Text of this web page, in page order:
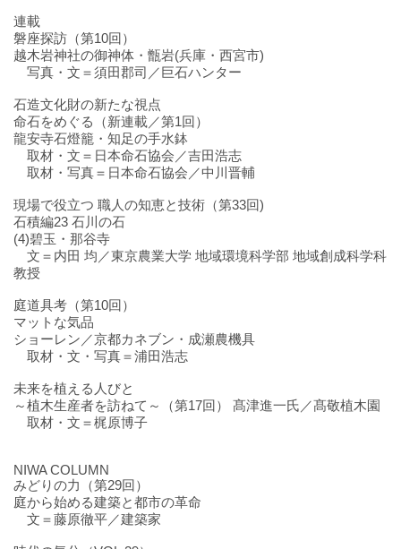
連載
磐座探訪（第10回）
越木岩神社の御神体・甑岩(兵庫・西宮市)
写真・文＝須田郡司／巨石ハンター
石造文化財の新たな視点
命石をめぐる（新連載／第1回）
龍安寺石燈籠・知足の手水鉢
取材・文＝日本命石協会／吉田浩志
取材・写真＝日本命石協会／中川晋輔
現場で役立つ 職人の知恵と技術（第33回)
石積編23 石川の石
(4)碧玉・那谷寺
文＝内田 均／東京農業大学 地域環境科学部 地域創成科学科
教授
庭道具考（第10回）
マットな気品
ショーレン／京都カネブン・成瀬農機具
取材・文・写真＝浦田浩志
未来を植える人びと
～植木生産者を訪ねて～（第17回） 髙津進一氏／髙敬植木園
取材・文＝梶原博子
NIWA COLUMN
みどりの力（第29回）
庭から始める建築と都市の革命
文＝藤原徹平／建築家